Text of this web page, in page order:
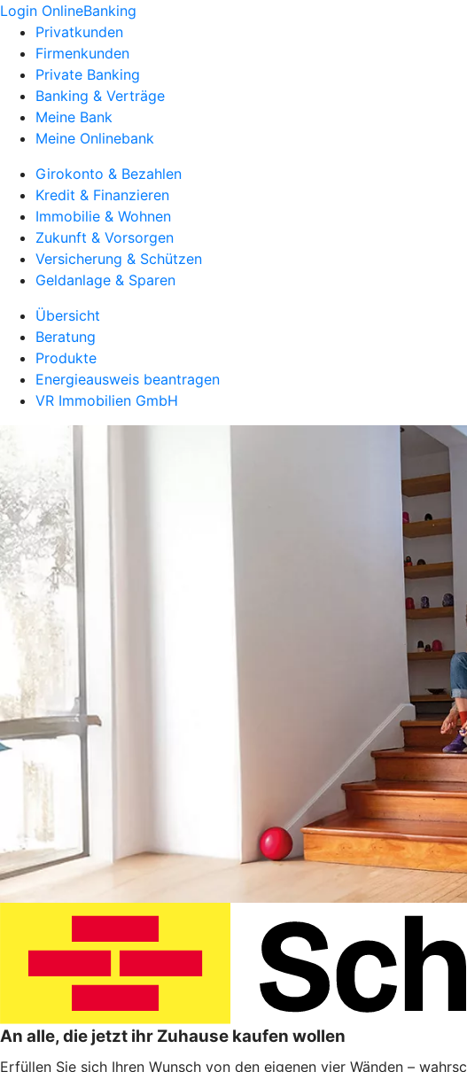
Login OnlineBanking
Privatkunden
Firmenkunden
Private Banking
Banking & Verträge
Meine Bank
Meine Onlinebank
Girokonto & Bezahlen
Kredit & Finanzieren
Immobilie & Wohnen
Zukunft & Vorsorgen
Versicherung & Schützen
Geldanlage & Sparen
Übersicht
Beratung
Produkte
Energieausweis beantragen
VR Immobilien GmbH
An alle, die jetzt ihr Zuhause kaufen wollen
Erfüllen Sie sich Ihren Wunsch von den eigenen vier Wänden –